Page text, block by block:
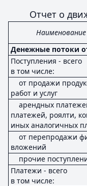
Отчет о
Денежные потоки
Поступления - всего
в том числе:
от продажи
работ и услуг
арендных
платежей, роялти,
иных аналогичных
от перепродажи
вложений
прочие
Платежи - всего
в том числе: